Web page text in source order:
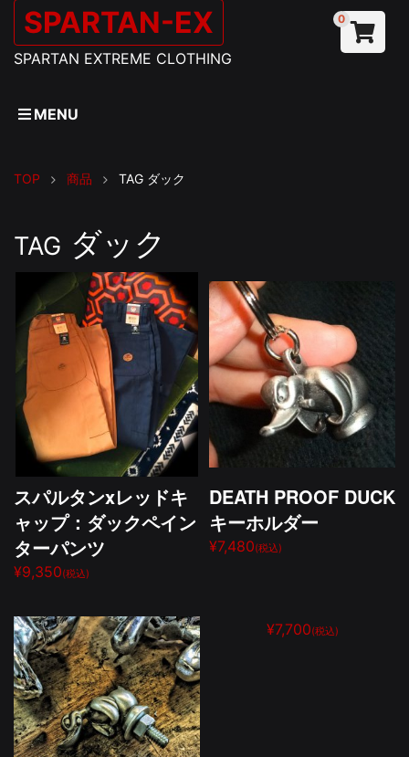
SPARTAN-EX
SPARTAN EXTREME CLOTHING
0
MENU
TOP 商品 TAG ダック
TAG ダック
スパルタンxレッドキ
ャップ：ダックペイン
ターパンツ
¥9,350(税込)
DEATH PROOF DUCK
キーホルダー
¥7,480(税込)
¥7,700(税込)